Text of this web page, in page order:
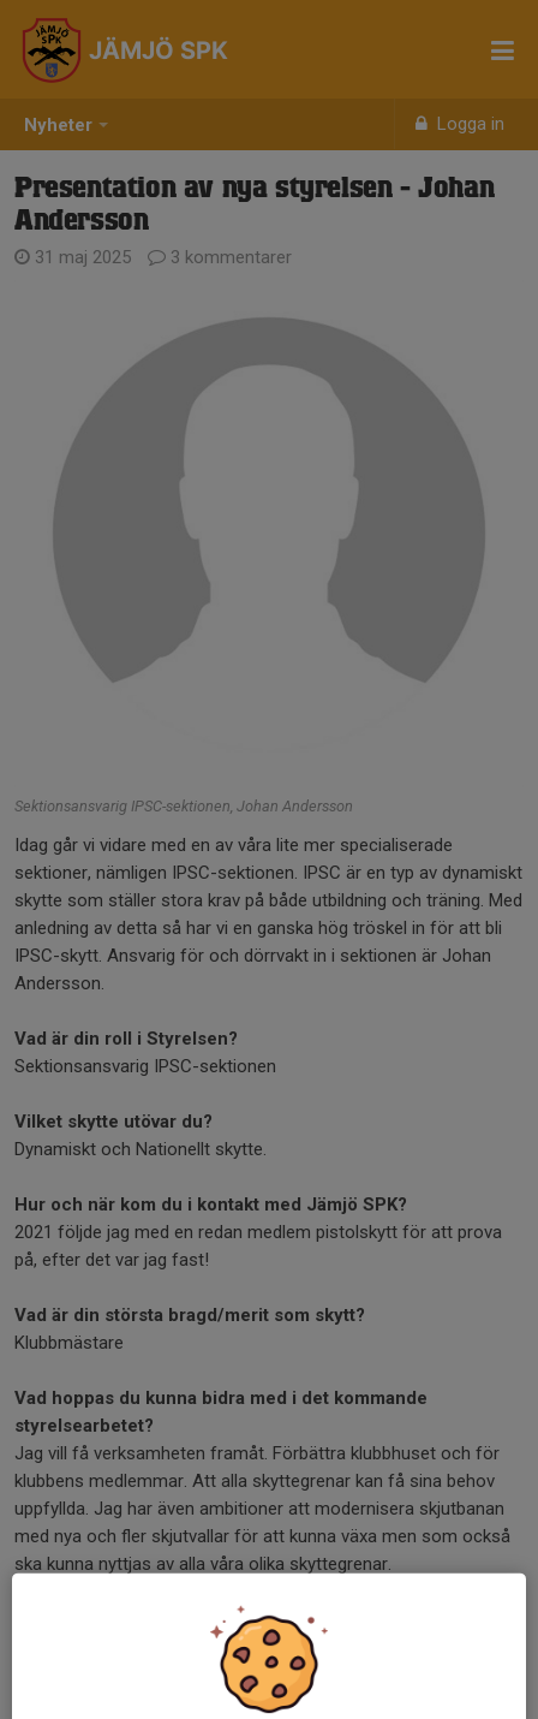
Nyheter Logga in
JÄMJÖ SPK
Presentation av nya styrelsen - Johan
Andersson
31 maj 2025 3 kommentarer
Sektionsansvarig IPSC-sektionen, Johan Andersson
Idag går vi vidare med en av våra lite mer specialiserade
sektioner, nämligen IPSC-sektionen. IPSC är en typ av dynamiskt
skytte som ställer stora krav på både utbildning och träning. Med
anledning av detta så har vi en ganska hög tröskel in för att bli
IPSC-skytt. Ansvarig för och dörrvakt in i sektionen är Johan
Andersson.
Vad är din roll i Styrelsen?
Sektionsansvarig IPSC-sektionen
Vilket skytte utövar du?
Dynamiskt och Nationellt skytte.
Hur och när kom du i kontakt med Jämjö SPK?
2021 följde jag med en redan medlem pistolskytt för att prova
på, efter det var jag fast!
Vad är din största bragd/merit som skytt?
Klubbmästare
Vad hoppas du kunna bidra med i det kommande
styrelsearbetet?
Jag vill få verksamheten framåt. Förbättra klubbhuset och för
klubbens medlemmar. Att alla skyttegrenar kan få sina behov
uppfyllda. Jag har även ambitioner att modernisera skjutbanan
med nya och fler skjutvallar för att kunna växa men som också
ska kunna nyttjas av alla våra olika skyttegrenar.
ipsc@jamjospk.se